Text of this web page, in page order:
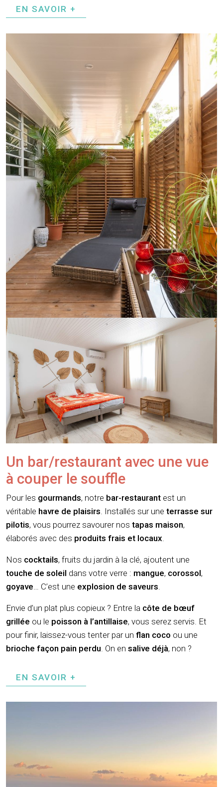
EN SAVOIR +
Un bar/restaurant avec une vue
à couper le souffle
Pour les gourmands, notre bar-restaurant est un
véritable havre de plaisirs. Installés sur une terrasse sur
pilotis, vous pourrez savourer nos tapas maison,
élaborés avec des produits frais et locaux.
Nos cocktails, fruits du jardin à la clé, ajoutent une
touche de soleil dans votre verre : mangue, corossol,
goyave… C’est une explosion de saveurs.
Envie d’un plat plus copieux ? Entre la côte de bœuf
grillée ou le poisson à l’antillaise, vous serez servis. Et
pour finir, laissez-vous tenter par un flan coco ou une
brioche façon pain perdu. On en salive déjà, non ?
EN SAVOIR +